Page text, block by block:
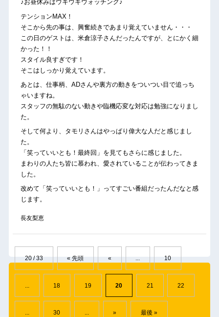
♪お昼休みはウキウキウォッチング♪
テンションMAX！
そこから先の事は、興奮続きであまり覚えていません・・・
この日のゲストは、米倉涼子さんだったんですが、とにかく細
かった！！
スタイル良すぎです！
そこはしっかり覚えています。
あとは、仕事柄、ADさんや裏方の動きをついつい目で追っち
ゃいますね。
スタッフの無駄のない動きや臨機応変な対応は勉強になりまし
た。
そして何より、タモリさんはやっぱり偉大な人だと感じまし
た。
「笑っていいとも！最終回」を見てもさらに感じました。
まわりの人たち皆に慕われ、愛されていることが伝わってきま
した。
改めて「笑っていいとも！」ってすごい番組だったんだなと感
じます。
長友梨恵
20 / 33 « 先頭 « ... 10
18 19 20 21 22
... 30 ... » 最後 »